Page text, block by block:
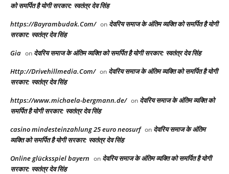
को समर्पित है योगी सरकार: स्वतंत्र देव सिंह
https://Bayrambudak.Com/ on देवरिय समाज के अंतिम व्यक्ति को समर्पित है योगी
सरकार: स्वतंत्र देव सिंह
Gia on देवरिय समाज के अंतिम व्यक्ति को समर्पित है योगी सरकार: स्वतंत्र देव सिंह
Http://Drivehillmedia.Com/ on देवरिय समाज के अंतिम व्यक्ति को समर्पित है योगी
सरकार: स्वतंत्र देव सिंह
https://www.michaela-bergmann.de/ on देवरिय समाज के अंतिम व्यक्ति को
समर्पित है योगी सरकार: स्वतंत्र देव सिंह
casino mindesteinzahlung 25 euro neosurf on देवरिय समाज के अंतिम
व्यक्ति को समर्पित है योगी सरकार: स्वतंत्र देव सिंह
Online glücksspiel bayern on देवरिय समाज के अंतिम व्यक्ति को समर्पित है योगी
सरकार: स्वतंत्र देव सिंह